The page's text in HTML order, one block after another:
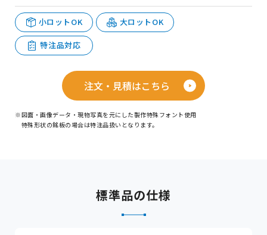
小ロットOK 大ロットOK
特注品対応
注文・見積はこちら
※図面・画像データ・現物写真を元にした製作特殊フォント使用
特殊形状の銘板の場合は特注品扱いとなります。
標準品の仕様